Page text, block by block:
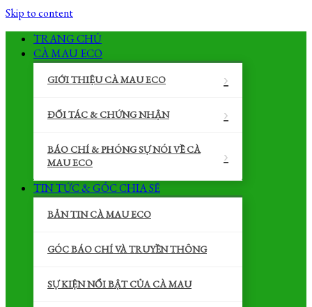
Skip to content
TRANG CHỦ
CÀ MAU ECO
GIỚI THIỆU CÀ MAU ECO
ĐỐI TÁC & CHỨNG NHẬN
BÁO CHÍ & PHÓNG SỰ NÓI VỀ CÀ
MAU ECO
TIN TỨC & GÓC CHIA SẼ
BẢN TIN CÀ MAU ECO
GÓC BÁO CHÍ VÀ TRUYỀN THÔNG
SỰ KIỆN NỔI BẬT CỦA CÀ MAU